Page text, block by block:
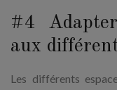
#4
aux
Les différents